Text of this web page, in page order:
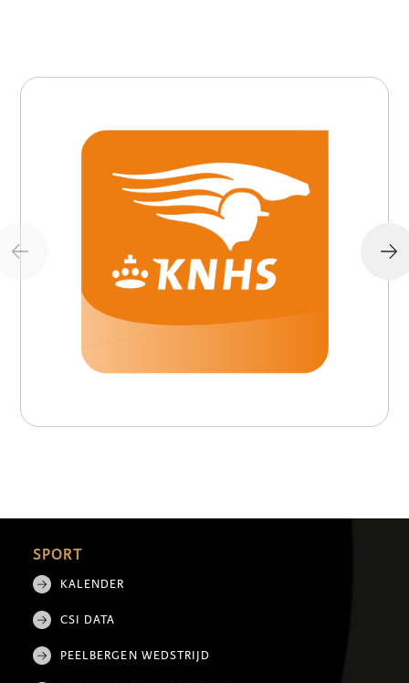
SPORT
KALENDER
CSI DATA
PEELBERGEN WEDSTRIJD